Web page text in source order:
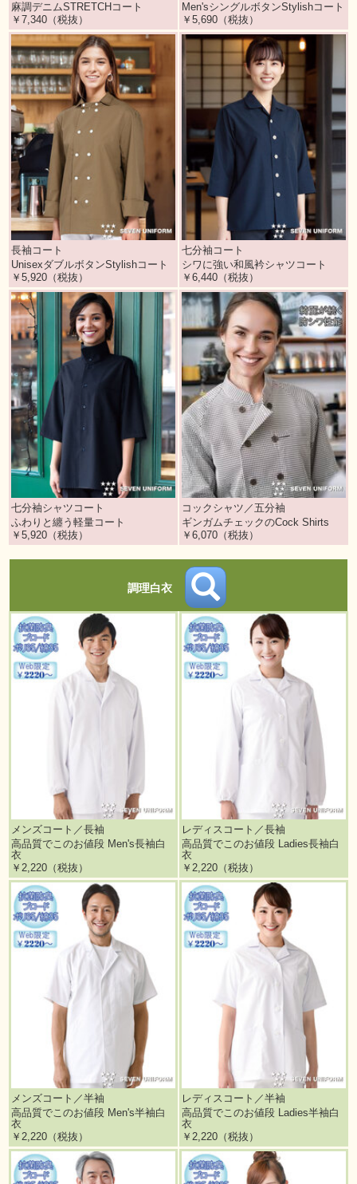
麻調デニムSTRETCHコート
￥7,340（税抜）
Men'sシングルボタンStylishコート
￥5,690（税抜）
長袖コート
UnisexダブルボタンStylishコート
￥5,920（税抜）
七分袖コート
シワに強い和風衿シャツコート
￥6,440（税抜）
七分袖シャツコート
ふわりと纏う軽量コート
￥5,920（税抜）
コックシャツ／五分袖
ギンガムチェックのCock Shirts
￥6,070（税抜）
調理白衣
メンズコート／長袖
高品質でこのお値段 Men's長袖白
衣
￥2,220（税抜）
レディスコート／長袖
高品質でこのお値段 Ladies長袖白
衣
￥2,220（税抜）
メンズコート／半袖
高品質でこのお値段 Men's半袖白
衣
￥2,220（税抜）
レディスコート／半袖
高品質でこのお値段 Ladies半袖白
衣
￥2,220（税抜）